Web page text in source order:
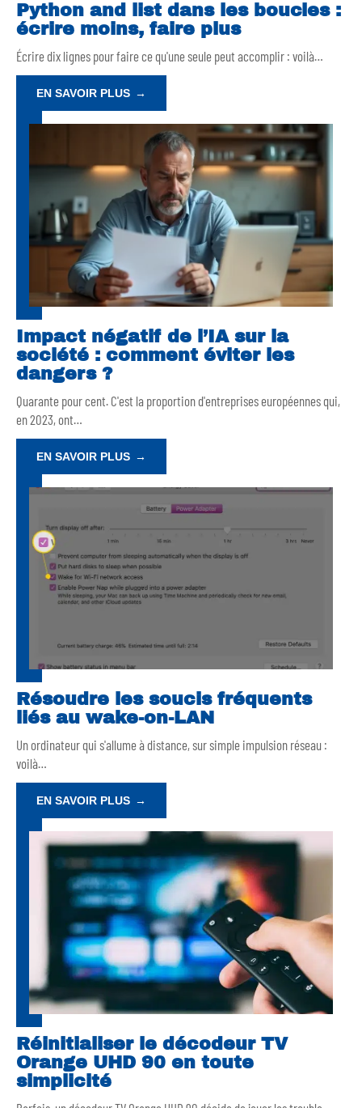
Python and list dans les boucles :
écrire moins, faire plus
Écrire dix lignes pour faire ce qu'une seule peut accomplir : voilà…
EN SAVOIR PLUS
Impact négatif de l’IA sur la
société : comment éviter les
dangers ?
Quarante pour cent. C'est la proportion d'entreprises européennes qui,
en 2023, ont…
EN SAVOIR PLUS
Résoudre les soucis fréquents
liés au wake-on-LAN
Un ordinateur qui s'allume à distance, sur simple impulsion réseau :
voilà…
EN SAVOIR PLUS
Réinitialiser le décodeur TV
Orange UHD 90 en toute
simplicité